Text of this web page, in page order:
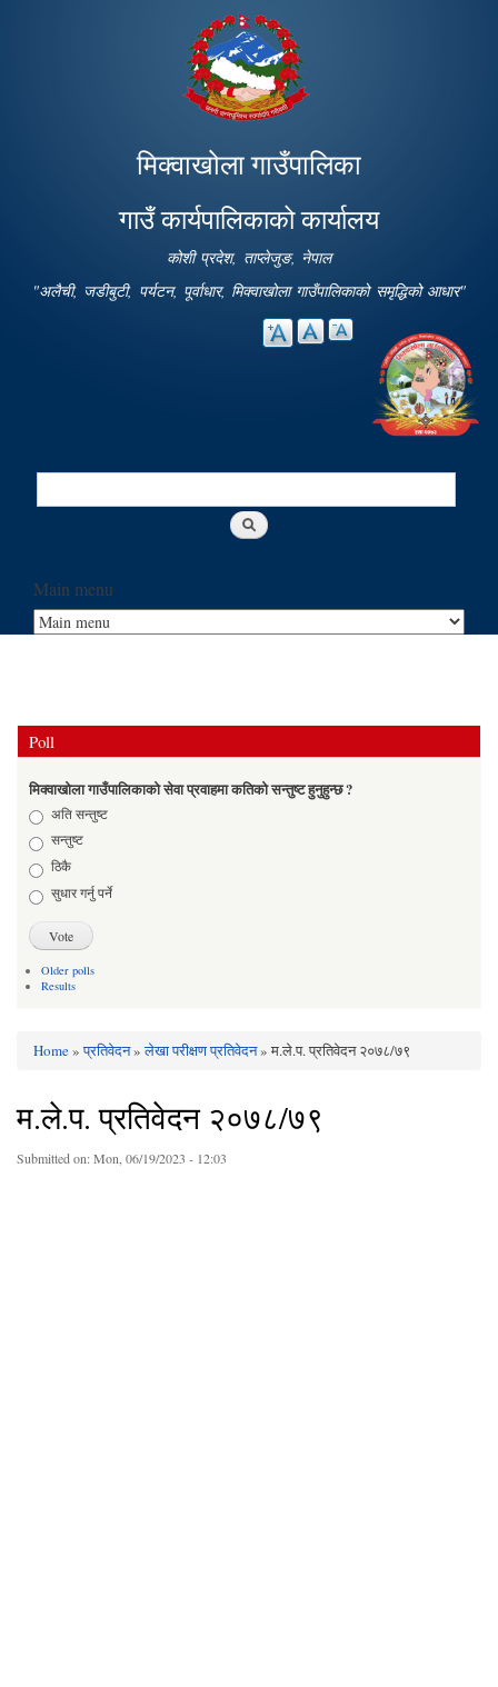
main
content
मिक्वाखोला गाउँपालिका
गाउँ कार्यपालिकाको कार्यालय
कोशी प्रदेश, ताप्लेजुङ, नेपाल
"अलैची, जडीबुटी, पर्यटन, पूर्वाधार, मिक्वाखोला गाउँपालिकाको समृद्धिको आधार"
Search
Main menu
Poll
मिक्वाखोला गाउँपालिकाको सेवा प्रवाहमा कतिको सन्तुष्ट हुनुहुन्छ ?
Choicesअति सन्तुष्ट
सन्तुष्ट
ठिकै
सुधार गर्नु पर्ने
Older polls
Results
You are here
Home»प्रतिवेदन»लेखा परीक्षण प्रतिवेदन» म.ले.प. प्रतिवेदन २०७८/७९
म.ले.प. प्रतिवेदन २०७८/७९
Submitted on:Mon, 06/19/2023 - 12:03